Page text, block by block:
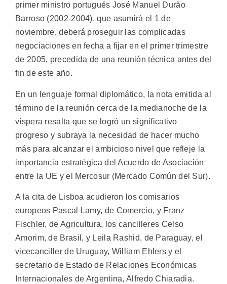
primer ministro portugués José Manuel Durão
Barroso (2002-2004), que asumirá el 1 de
noviembre, deberá proseguir las complicadas
negociaciones en fecha a fijar en el primer trimestre
de 2005, precedida de una reunión técnica antes del
fin de este año.
En un lenguaje formal diplomático, la nota emitida al
término de la reunión cerca de la medianoche de la
víspera resalta que se logró un significativo
progreso y subraya la necesidad de hacer mucho
más para alcanzar el ambicioso nivel que refleje la
importancia estratégica del Acuerdo de Asociación
entre la UE y el Mercosur (Mercado Común del Sur).
A la cita de Lisboa acudieron los comisarios
europeos Pascal Lamy, de Comercio, y Franz
Fischler, de Agricultura, los cancilleres Celso
Amorim, de Brasil, y Leila Rashid, de Paraguay, el
vicecanciller de Uruguay, William Ehlers y el
secretario de Estado de Relaciones Económicas
Internacionales de Argentina, Alfredo Chiaradia.